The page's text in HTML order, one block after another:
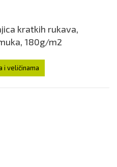
kratkih rukava,
180g/m2
i veličinama